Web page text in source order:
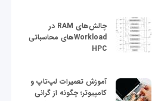
چالش‌های RAM در
Workloadهای محاسباتی
HPC
آموزش تعمیرات لپ‌تاپ و
کامپیوتر؛ چگونه از گرانی